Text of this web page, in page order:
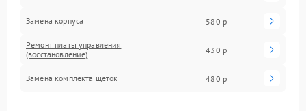
Замена корпуса 580 р
Ремонт платы управления
(восстановление)
430 р
Замена комплекта щеток 480 р